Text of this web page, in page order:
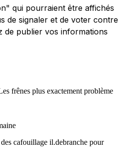
qui pourraient être affichés
de signaler et de voter contre
de publier vos informations